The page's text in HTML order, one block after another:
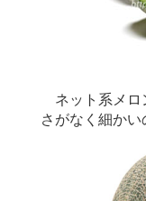
ネット系メロ
さがなく細かい